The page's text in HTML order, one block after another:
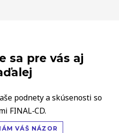
sa pre vás aj
podnety a skúsenosti so
FINAL‑CD.
VÁŠ NÁZOR